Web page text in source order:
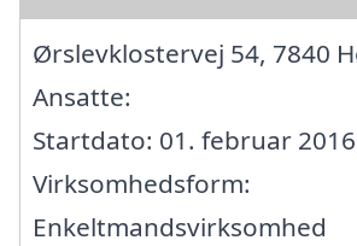
Ørslevklostervej 54, 7840
Ansatte:
Startdato: 01. februar
Virksomhedsform:
Enkeltmandsvirksomhed